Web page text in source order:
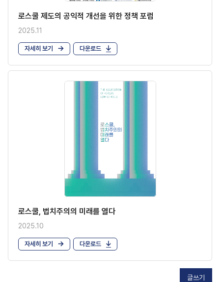
로스쿨 제도의 공익적 개선을 위한 정책 포럼
2025.11
자세히 보기 다운로드
로스쿨, 법치주의의 미래를 열다
2025.10
자세히 보기 다운로드
글쓰기